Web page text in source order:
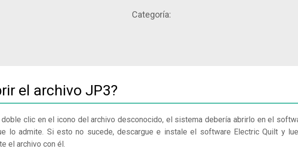
Categoría:
el archivo JP3?
clic en el icono del archivo desconocido, el sistema debería abrirlo en el
lo admite. Si esto no sucede, descargue e instale el software Electric Quilt y
el archivo con él.